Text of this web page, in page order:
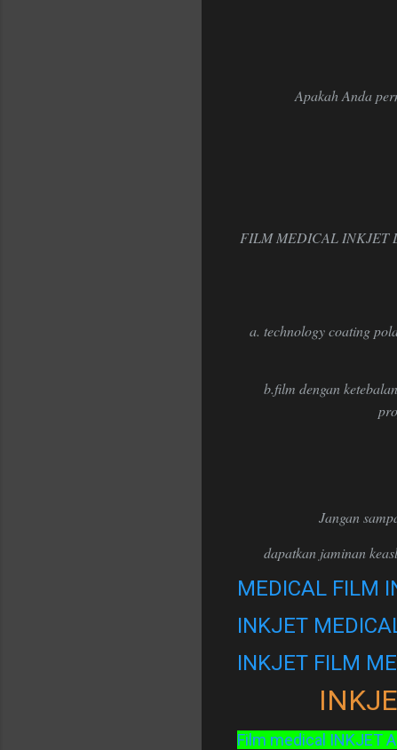
Apakah Anda
FILM MEDICAL INKJET
a. technology coating
b.film dengan
Jangan
dapatkan jaminan
MEDICAL FILM
INKJET
INKJET FILM
Film medical INKJET